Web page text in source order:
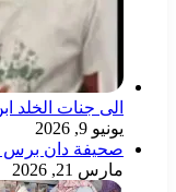
الى جنات الخلد
يونيو 9, 2026
صحيفة دان برس
مارس 21, 2026